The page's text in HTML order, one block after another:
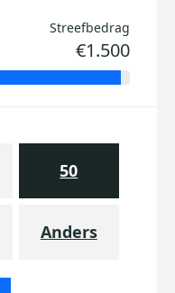
Streefbedrag
€1.500
50
Anders